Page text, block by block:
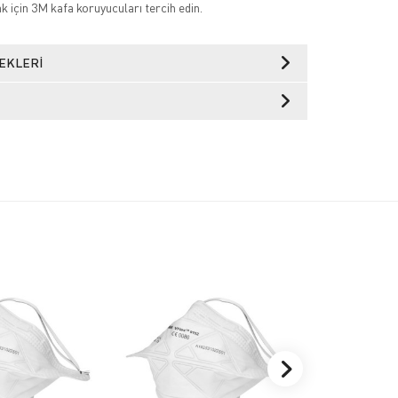
için 3M kafa koruyucuları tercih edin.